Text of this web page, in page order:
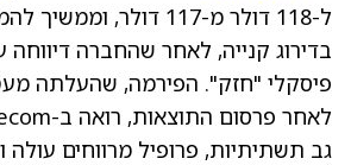
ל-118 דולר מ-117 דולר,
בדירוג קנייה, לאחר שהחברה דיווחה
פיסקלי "חזק". הפירמה, שהעלתה
גב תשתיתיות, פרופיל מרווחים